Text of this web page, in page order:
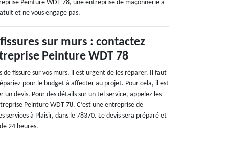
Peinture WDT 78, une entreprise de maçonnerie à
et ne vous engage pas.
sur murs : contactez
Peinture WDT 78
de fissure sur vos murs, il est urgent de les réparer. Il faut
pour le budget à affecter au projet. Pour cela, il est
un devis. Pour des détails sur un tel service, appelez les
Peinture WDT 78. C’est une entreprise de
services à Plaisir, dans le 78370. Le devis sera préparé et
24 heures.